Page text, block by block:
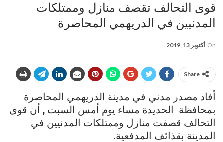
قوى التحالف تقصف منازل وممتلكات
المدنيين في الدريهمي المحاصرة
On أكتوبر 13, 2019
Share
أفاد مصدر مدني في مدينة الدريهمي المحاصرة
بمحافظة الحديدة مساء يوم أمس السبت , أن قوى
التحالف قصفت منازل وممتلكات المدنيين في
المدينة بقذائف المدفعية.